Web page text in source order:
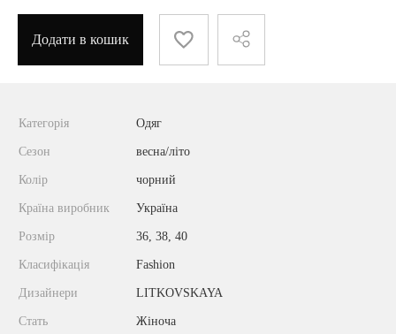
Додати в кошик
Категорія Одяг
Сезон весна/літо
Колір чорний
Країна виробник Україна
Розмір 36, 38, 40
Класифікація Fashion
Дизайнери LITKOVSKAYA
Стать Жіноча